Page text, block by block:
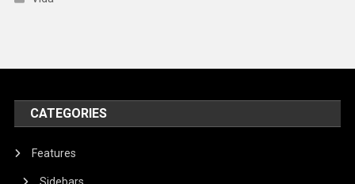
CATEGORIES
Features